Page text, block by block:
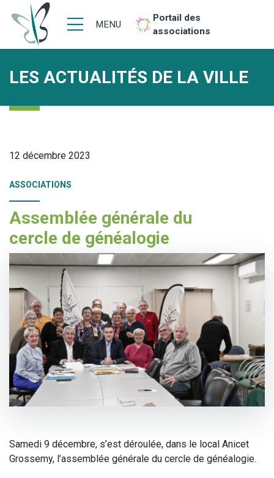
MENU
Portail des
associations
LES ACTUALITÉS DE LA VILLE
12 décembre 2023
ASSOCIATIONS
Assemblée générale du
cercle de généalogie
Samedi 9 décembre, s’est déroulée, dans le local Anicet
Grossemy, l’assemblée générale du cercle de généalogie.